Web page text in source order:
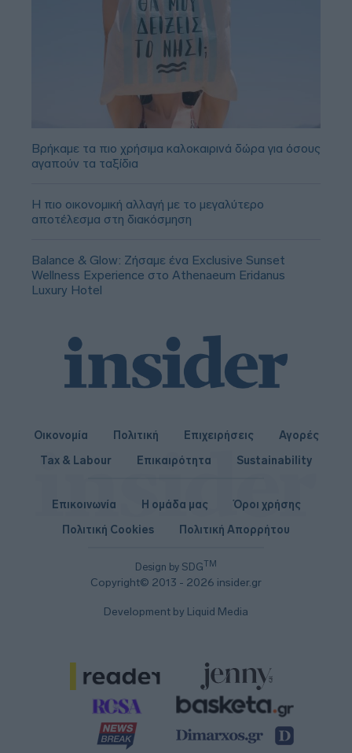
Βρήκαμε τα πιο χρήσιμα καλοκαιρινά δώρα για όσους
αγαπούν τα ταξίδια
Η πιο οικονομική αλλαγή με το μεγαλύτερο
αποτέλεσμα στη διακόσμηση
Balance & Glow: Ζήσαμε ένα Exclusive Sunset
Wellness Experience στο Athenaeum Eridanus
Luxury Hotel
Οικονομία Πολιτική Επιχειρήσεις
Αγορές
Tax & Labour
Επικαιρότητα Sustainability
Design by SDGTM
Copyright© 2013 - 2026 insider.gr
Επικοινωνία Η ομάδα μας
Όροι χρήσης
Πολιτική Cookies
Πολιτική Απορρήτου
Development by Liquid Media